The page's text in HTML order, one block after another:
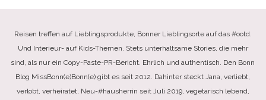
Reisen treffen auf Lieblingsprodukte, Bonner Lieblingsorte auf das #ootd.
Und Interieur- auf Kids-Themen. Stets unterhaltsame Stories, die mehr
sind, als nur ein Copy-Paste-PR-Bericht. Ehrlich und authentisch. Den Bonn
Blog MissBonn(e)Bonn(e) gibt es seit 2012. Dahinter steckt Jana, verliebt,
verlobt, verheiratet, Neu-#hausherrin seit Juli 2019, vegetarisch lebend,